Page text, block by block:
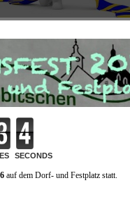
Dobitschen